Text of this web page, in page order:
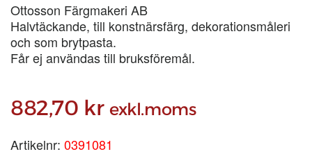
Ottosson Färgmakeri AB
Halvtäckande, till konstnärsfärg, dekorationsmåleri
och som brytpasta.
Får ej användas till bruksföremål.
882,70 kr exkl.moms
Artikelnr: 0391081